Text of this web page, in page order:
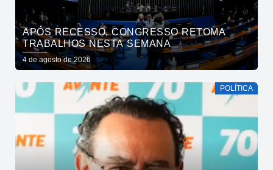
APÓS RECESSO, CONGRESSO RETOMA
TRABALHOS NESTA SEMANA
4 de agosto de 2026
POLÍTICA